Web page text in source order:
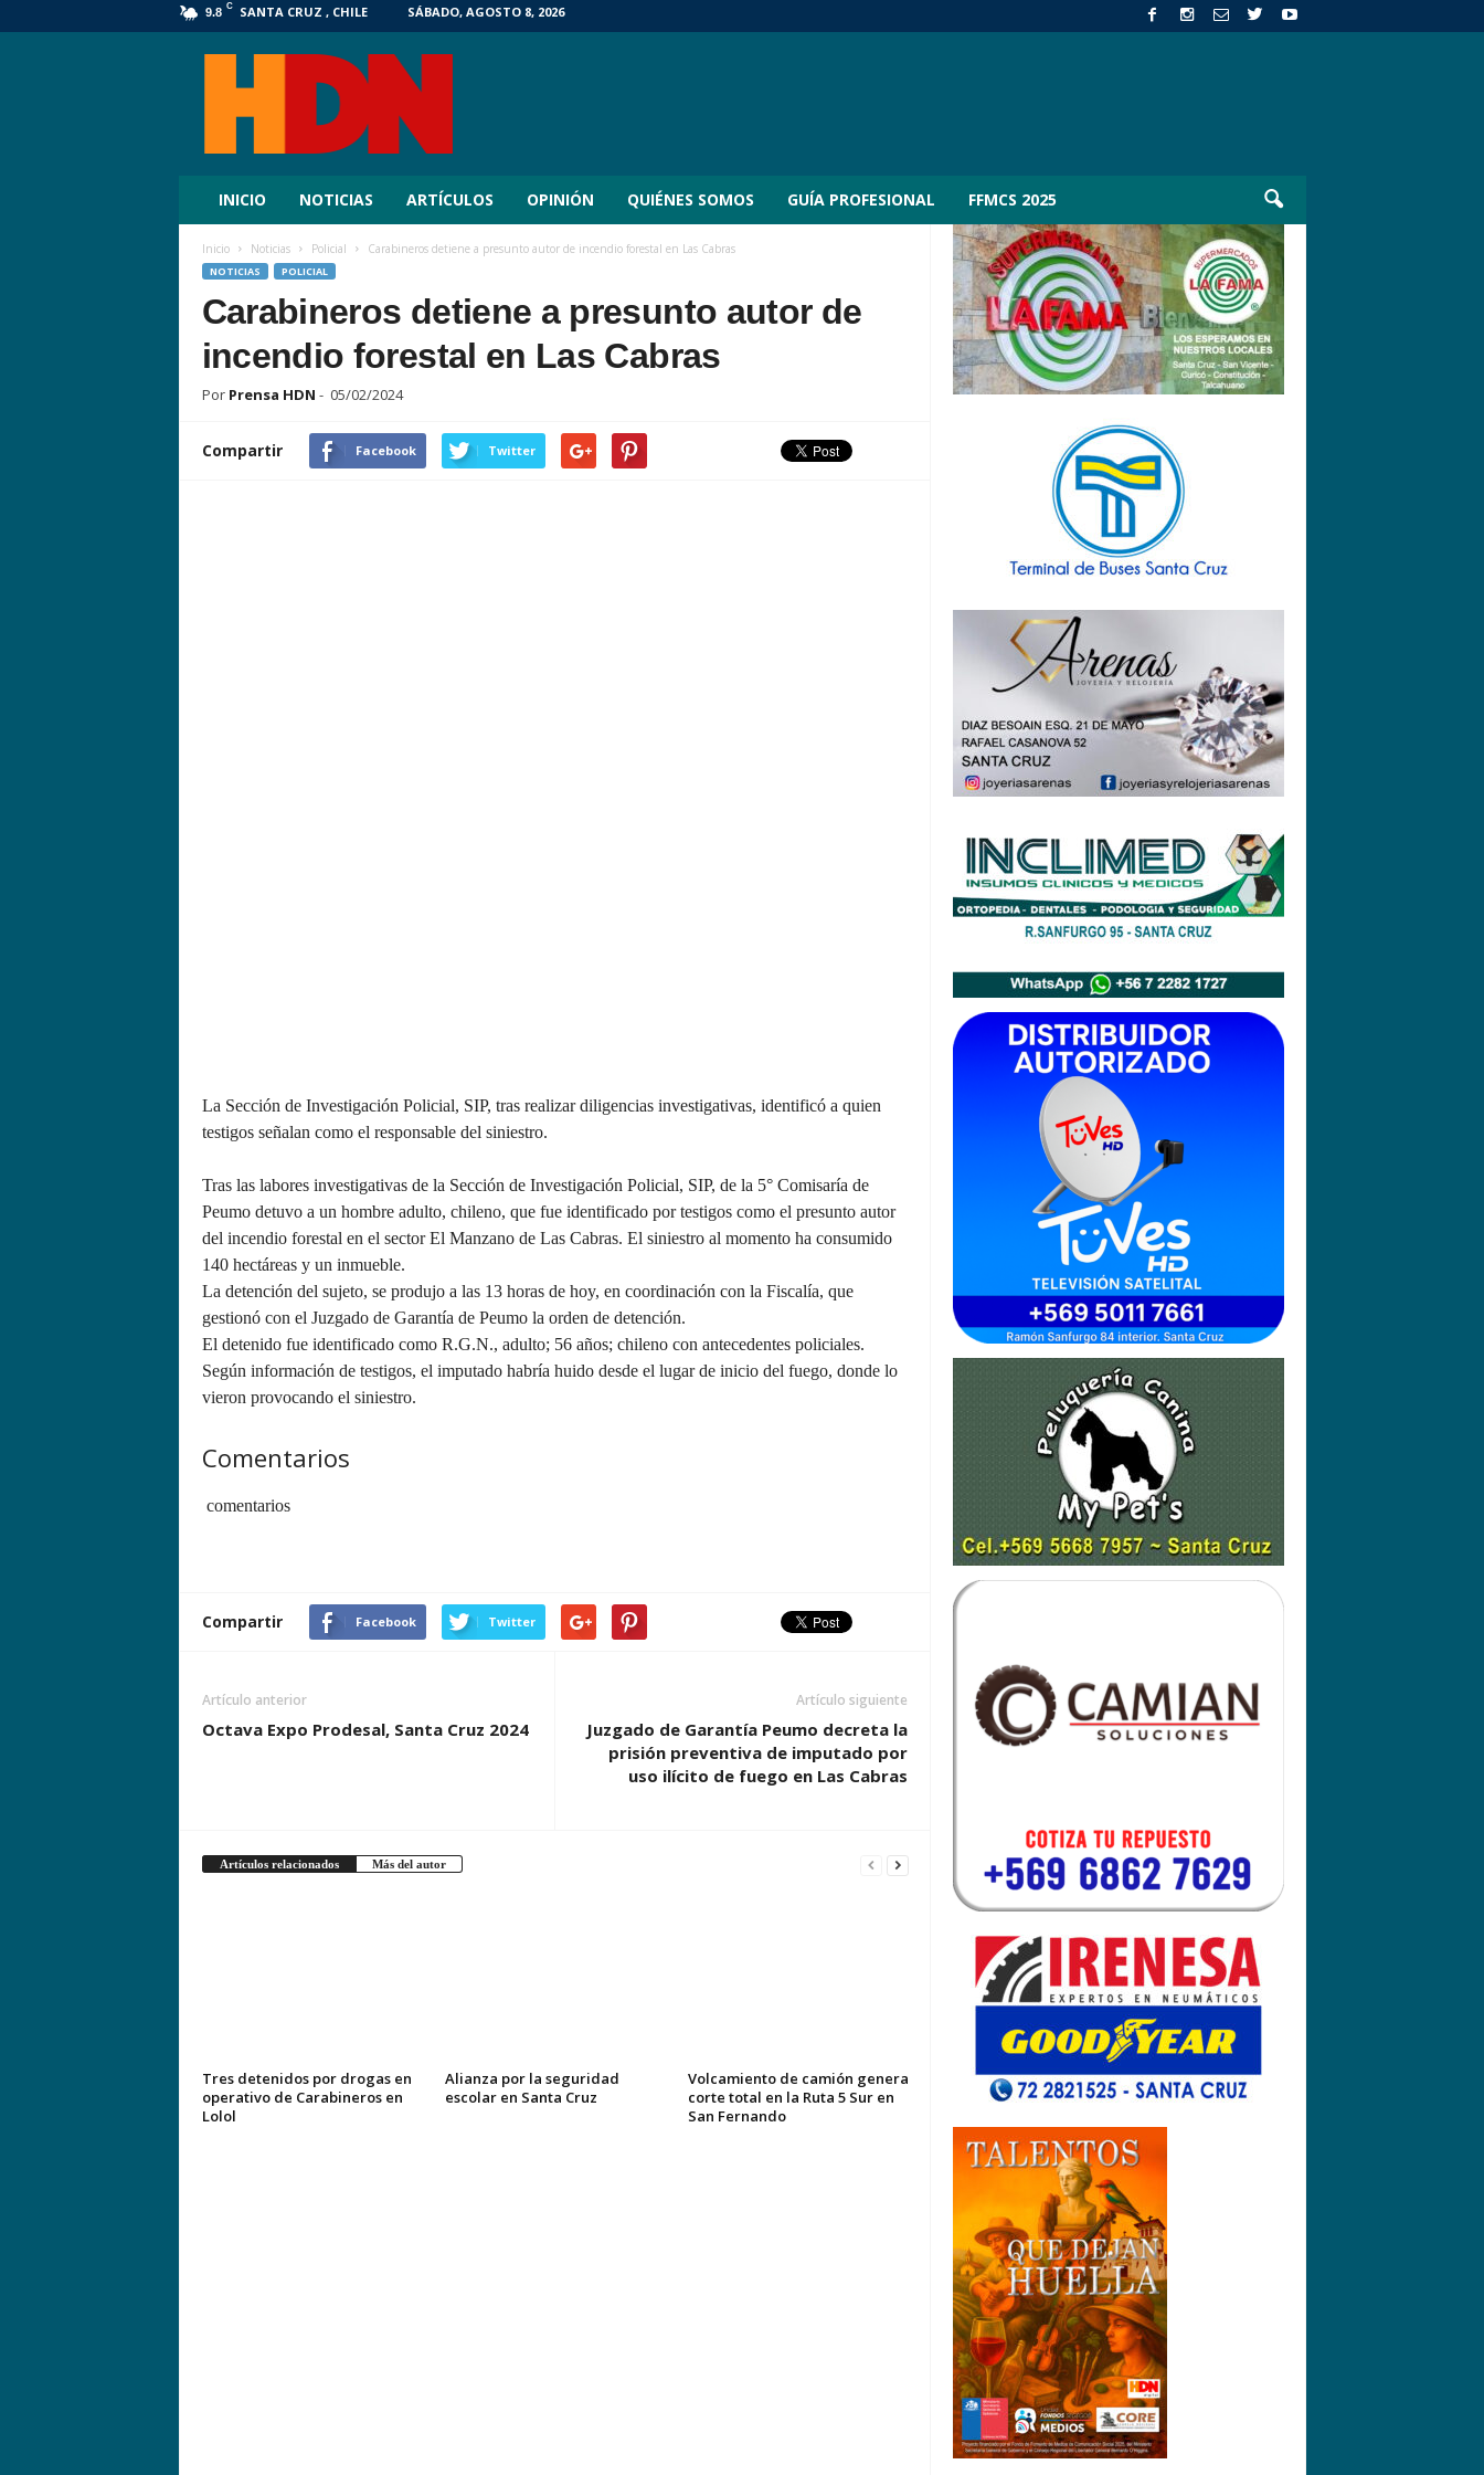
9.8 C SANTA CRUZ , CHILE SÁBADO, AGOSTO 8, 2026
HDN
INICIO NOTICIAS ARTÍCULOS OPINIÓN QUIÉNES SOMOS GUÍA PROFESIONAL FFMCS 2025
Inicio Noticias Policial Carabineros detiene a presunto autor de incendio forestal en Las Cabras
NOTICIAS POLICIAL
Carabineros detiene a presunto autor de
incendio forestal en Las Cabras
Por Prensa HDN - 05/02/2024
Compartir Facebook Twitter
La Sección de Investigación Policial, SIP, tras realizar diligencias investigativas, identificó a quien
testigos señalan como el responsable del siniestro.
Tras las labores investigativas de la Sección de Investigación Policial, SIP, de la 5° Comisaría de
Peumo detuvo a un hombre adulto, chileno, que fue identificado por testigos como el presunto autor
del incendio forestal en el sector El Manzano de Las Cabras. El siniestro al momento ha consumido
140 hectáreas y un inmueble.
La detención del sujeto, se produjo a las 13 horas de hoy, en coordinación con la Fiscalía, que
gestionó con el Juzgado de Garantía de Peumo la orden de detención.
El detenido fue identificado como R.G.N., adulto; 56 años; chileno con antecedentes policiales.
Según información de testigos, el imputado habría huido desde el lugar de inicio del fuego, donde lo
vieron provocando el siniestro.
Comentarios
comentarios
Compartir Facebook Twitter
Artículo anterior
Octava Expo Prodesal, Santa Cruz 2024
Artículo siguiente
Juzgado de Garantía Peumo decreta la
prisión preventiva de imputado por
uso ilícito de fuego en Las Cabras
Artículos relacionados Más del autor
Tres detenidos por drogas en
operativo de Carabineros en
Lolol
Alianza por la seguridad
escolar en Santa Cruz
Volcamiento de camión genera
corte total en la Ruta 5 Sur en
San Fernando